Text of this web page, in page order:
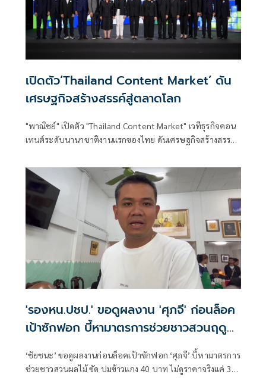
เปิดตัว‘Thailand Content Market’ ดัน
เศรษฐกิจสร้างสรรค์สู่ตลาดโลก
"พาณิชย์" เปิดตัว "Thailand Content Market" เวทีธุรกิจคอน
เทนต์ระดับนานาชาติงานแรกของไทย ดันเศรษฐกิจสร้างสรรค์
'รองหน.ปชป.' ขอดูผลงาน 'ศุภจี' ก่อนล็อค
เป้าซักฟอก บี้หามาตรการช่วยชาวสวนฤดู
‘ชัยชนะ’ ขอดูผลงานก่อนล็อคเป้าซักฟอก ‘ศุภจี’ บี้หามาตรการ
ช่วยชาวสวนผลไม้ ซัด ปมข้าวแกง 40 บาท ไม่ดูราคาจริงแค่ 30